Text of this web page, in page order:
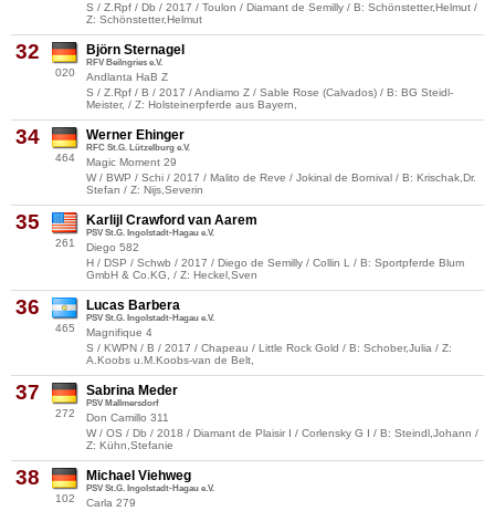
S / Z.Rpf / Db / 2017 / Toulon / Diamant de Semilly / B: Schönstetter,Helmut /
Z: Schönstetter,Helmut
32
020
Björn Sternagel
RFV Beilngries e.V.
Andlanta HaB Z
S / Z.Rpf / B / 2017 / Andiamo Z / Sable Rose (Calvados) / B: BG Steidl-
Meister, / Z: Holsteinerpferde aus Bayern,
34
464
Werner Ehinger
RFC St.G. Lützelburg e.V.
Magic Moment 29
W / BWP / Schi / 2017 / Malito de Reve / Jokinal de Bornival / B: Krischak,Dr.
Stefan / Z: Nijs,Severin
35
261
Karlijl Crawford van Aarem
PSV St.G. Ingolstadt-Hagau e.V.
Diego 582
H / DSP / Schwb / 2017 / Diego de Semilly / Collin L / B: Sportpferde Blum
GmbH & Co.KG, / Z: Heckel,Sven
36
465
Lucas Barbera
PSV St.G. Ingolstadt-Hagau e.V.
Magnifique 4
S / KWPN / B / 2017 / Chapeau / Little Rock Gold / B: Schober,Julia / Z:
A.Koobs u.M.Koobs-van de Belt,
37
272
Sabrina Meder
PSV Mallmersdorf
Don Camillo 311
W / OS / Db / 2018 / Diamant de Plaisir I / Corlensky G I / B: Steindl,Johann /
Z: Kühn,Stefanie
38
102
Michael Viehweg
PSV St.G. Ingolstadt-Hagau e.V.
Carla 279